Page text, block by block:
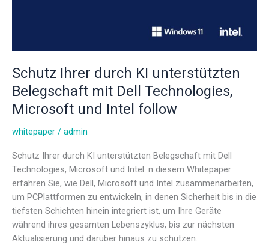
Schutz Ihrer durch KI unterstützten
Belegschaft mit Dell Technologies,
Microsoft und Intel follow
whitepaper / admin
Schutz Ihrer durch KI unterstützten Belegschaft mit Dell
Technologies, Microsoft und Intel. n diesem Whitepaper
erfahren Sie, wie Dell, Microsoft und Intel zusammenarbeiten,
um PCPlattformen zu entwickeln, in denen Sicherheit bis in die
tiefsten Schichten hinein integriert ist, um Ihre Geräte
während ihres gesamten Lebenszyklus, bis zur nächsten
Aktualisierung und darüber hinaus zu schützen.